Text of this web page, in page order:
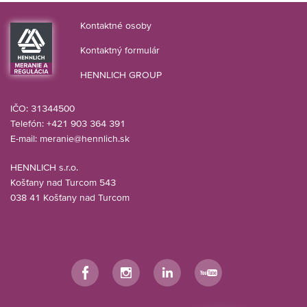
Kontaktné osoby
Kontaktný formulár
HENNLICH GROUP
HENNLICH s.r.o.
Košťany nad Turcom 543
038 41 Košťany nad Turcom
IČO: 31344500
Telefón: +421 903 364 391
E-mail: meranie@hennlich.sk
FacebookInstagramLinkedIn YouTube